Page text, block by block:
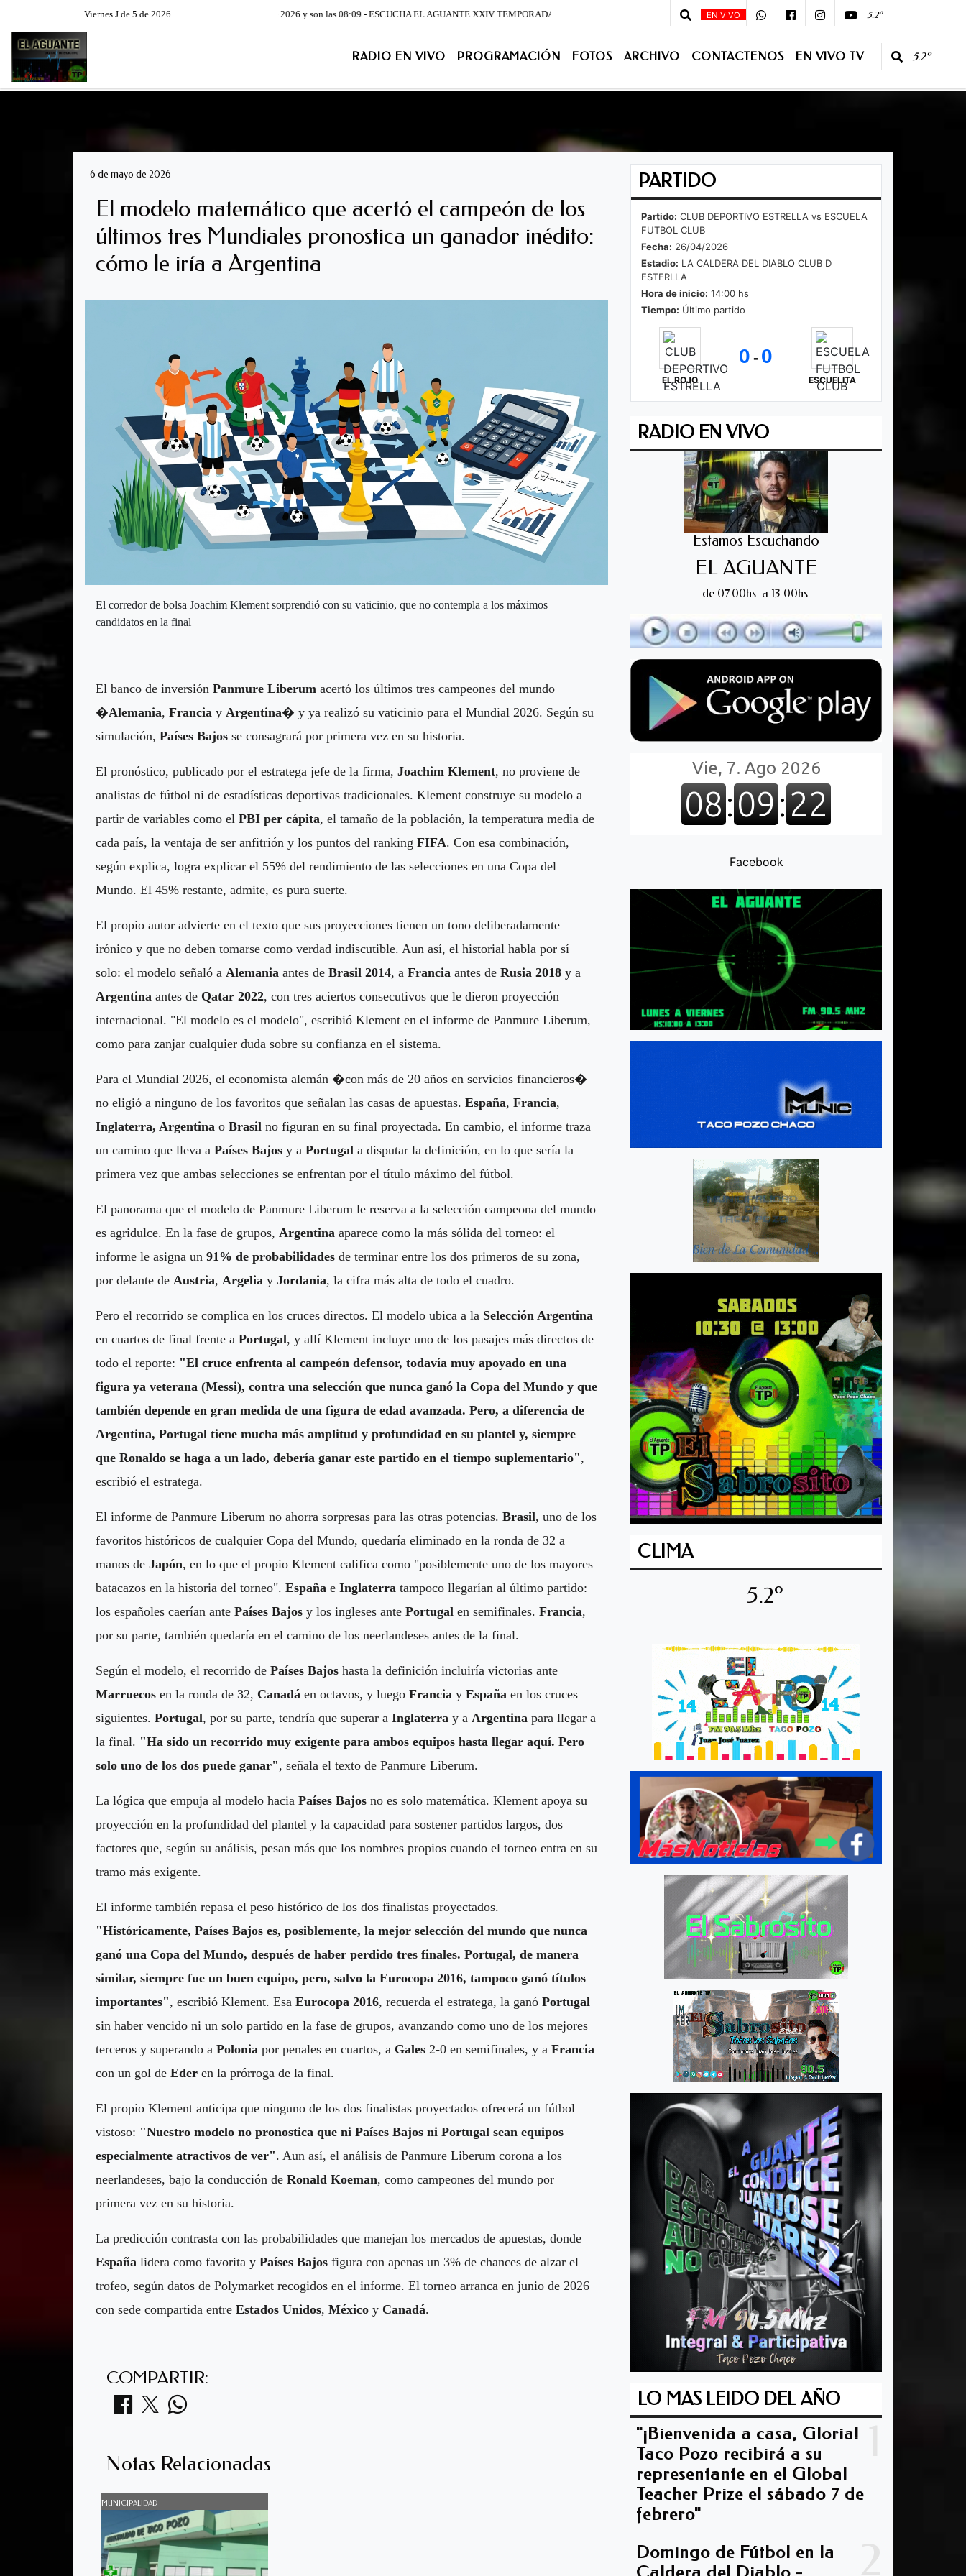
Viernes J de 5 de 2026
Hoy es Viernes 7 de Agosto de 2026 y son las 08:09 - ESCUCHA EL AGUANTE XXIV TEMPORADA DE LUNES A VIERNES DESDE LA 07:00 - 08 :00 - Primera Edición - 10:00 - 13:00 Segunda Edición -
EN VIVO 5.2º
PROGRAMACIÓN FOTOS ARCHIVO CONTACTENOS EN VIVO TV
RADIO EN VIVO PROGRAMACIÓN FOTOS ARCHIVO CONTACTENOS EN VIVO TV 5.2º
6 de mayo de 2026
El modelo matemático que acertó el campeón de los
últimos tres Mundiales pronostica un ganador inédito:
cómo le iría a Argentina
El corredor de bolsa Joachim Klement sorprendió con su vaticinio, que no contempla a los máximos
candidatos en la final
El banco de inversión Panmure Liberum acertó los últimos tres campeones del mundo
�Alemania, Francia y Argentina� y ya realizó su vaticinio para el Mundial 2026. Según su
simulación, Países Bajos se consagrará por primera vez en su historia.
El pronóstico, publicado por el estratega jefe de la firma, Joachim Klement, no proviene de
analistas de fútbol ni de estadísticas deportivas tradicionales. Klement construye su modelo a
partir de variables como el PBI per cápita, el tamaño de la población, la temperatura media de
cada país, la ventaja de ser anfitrión y los puntos del ranking FIFA. Con esa combinación,
según explica, logra explicar el 55% del rendimiento de las selecciones en una Copa del
Mundo. El 45% restante, admite, es pura suerte.
El propio autor advierte en el texto que sus proyecciones tienen un tono deliberadamente
irónico y que no deben tomarse como verdad indiscutible. Aun así, el historial habla por sí
solo: el modelo señaló a Alemania antes de Brasil 2014, a Francia antes de Rusia 2018 y a
Argentina antes de Qatar 2022, con tres aciertos consecutivos que le dieron proyección
internacional. "El modelo es el modelo", escribió Klement en el informe de Panmure Liberum,
como para zanjar cualquier duda sobre su confianza en el sistema.
Para el Mundial 2026, el economista alemán �con más de 20 años en servicios financieros�
no eligió a ninguno de los favoritos que señalan las casas de apuestas. España, Francia,
Inglaterra, Argentina o Brasil no figuran en su final proyectada. En cambio, el informe traza
un camino que lleva a Países Bajos y a Portugal a disputar la definición, en lo que sería la
primera vez que ambas selecciones se enfrentan por el título máximo del fútbol.
El panorama que el modelo de Panmure Liberum le reserva a la selección campeona del mundo
es agridulce. En la fase de grupos, Argentina aparece como la más sólida del torneo: el
informe le asigna un 91% de probabilidades de terminar entre los dos primeros de su zona,
por delante de Austria, Argelia y Jordania, la cifra más alta de todo el cuadro.
Pero el recorrido se complica en los cruces directos. El modelo ubica a la Selección Argentina
en cuartos de final frente a Portugal, y allí Klement incluye uno de los pasajes más directos de
todo el reporte: "El cruce enfrenta al campeón defensor, todavía muy apoyado en una
figura ya veterana (Messi), contra una selección que nunca ganó la Copa del Mundo y que
también depende en gran medida de una figura de edad avanzada. Pero, a diferencia de
Argentina, Portugal tiene mucha más amplitud y profundidad en su plantel y, siempre
que Ronaldo se haga a un lado, debería ganar este partido en el tiempo suplementario",
escribió el estratega.
El informe de Panmure Liberum no ahorra sorpresas para las otras potencias. Brasil, uno de los
favoritos históricos de cualquier Copa del Mundo, quedaría eliminado en la ronda de 32 a
manos de Japón, en lo que el propio Klement califica como "posiblemente uno de los mayores
batacazos en la historia del torneo". España e Inglaterra tampoco llegarían al último partido:
los españoles caerían ante Países Bajos y los ingleses ante Portugal en semifinales. Francia,
por su parte, también quedaría en el camino de los neerlandeses antes de la final.
Según el modelo, el recorrido de Países Bajos hasta la definición incluiría victorias ante
Marruecos en la ronda de 32, Canadá en octavos, y luego Francia y España en los cruces
siguientes. Portugal, por su parte, tendría que superar a Inglaterra y a Argentina para llegar a
la final. "Ha sido un recorrido muy exigente para ambos equipos hasta llegar aquí. Pero
solo uno de los dos puede ganar", señala el texto de Panmure Liberum.
La lógica que empuja al modelo hacia Países Bajos no es solo matemática. Klement apoya su
proyección en la profundidad del plantel y la capacidad para sostener partidos largos, dos
factores que, según su análisis, pesan más que los nombres propios cuando el torneo entra en su
tramo más exigente.
El informe también repasa el peso histórico de los dos finalistas proyectados.
"Históricamente, Países Bajos es, posiblemente, la mejor selección del mundo que nunca
ganó una Copa del Mundo, después de haber perdido tres finales. Portugal, de manera
similar, siempre fue un buen equipo, pero, salvo la Eurocopa 2016, tampoco ganó títulos
importantes", escribió Klement. Esa Eurocopa 2016, recuerda el estratega, la ganó Portugal
sin haber vencido ni un solo partido en la fase de grupos, avanzando como uno de los mejores
terceros y superando a Polonia por penales en cuartos, a Gales 2-0 en semifinales, y a Francia
con un gol de Eder en la prórroga de la final.
El propio Klement anticipa que ninguno de los dos finalistas proyectados ofrecerá un fútbol
vistoso: "Nuestro modelo no pronostica que ni Países Bajos ni Portugal sean equipos
especialmente atractivos de ver". Aun así, el análisis de Panmure Liberum corona a los
neerlandeses, bajo la conducción de Ronald Koeman, como campeones del mundo por
primera vez en su historia.
La predicción contrasta con las probabilidades que manejan los mercados de apuestas, donde
España lidera como favorita y Países Bajos figura con apenas un 3% de chances de alzar el
trofeo, según datos de Polymarket recogidos en el informe. El torneo arranca en junio de 2026
con sede compartida entre Estados Unidos, México y Canadá.
COMPARTIR:
Notas Relacionadas
MUNICIPALIDAD
PARTIDO
Partido: CLUB DEPORTIVO ESTRELLA vs ESCUELA
FUTBOL CLUB
Fecha: 26/04/2026
Estadio: LA CALDERA DEL DIABLO CLUB D
ESTERLLA
Hora de inicio: 14:00 hs
Tiempo: Último partido
EL ROJO
0 - 0
ESCUELITA
RADIO EN VIVO
Estamos Escuchando
EL AGUANTE
de 07.00hs. a 13.00hs.
Facebook
CLIMA
5.2º
LO MAS LEIDO DEL AÑO
"¡Bienvenida a casa, Gloria!
Taco Pozo recibirá a su
representante en el Global
Teacher Prize el sábado 7 de
febrero"
Domingo de Fútbol en la